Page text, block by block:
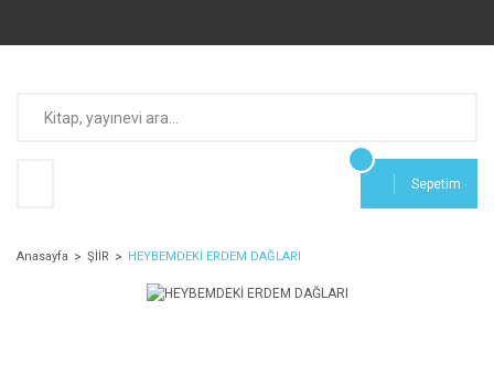
Sepetim
Anasayfa ŞİİR HEYBEMDEKİ ERDEM DAĞLARI